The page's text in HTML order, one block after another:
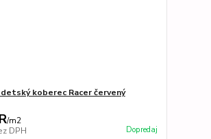
koberec Racer červený
/m2
DPH Dopredaj